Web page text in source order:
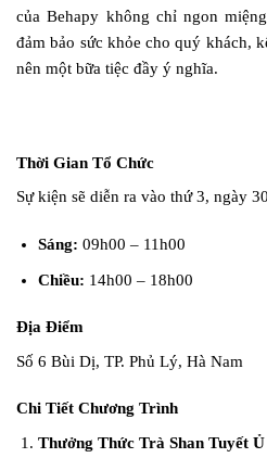
của Behapy không chỉ ngon
đảm bảo sức khỏe cho quý khách,
nên một bữa tiệc đầy ý nghĩa.
Thời Gian Tổ Chức
Sự kiện sẽ diễn ra vào thứ 3, ngày
Sáng: 09h00 – 11h00
Chiều: 14h00 – 18h00
Địa Điểm
Số 6 Bùi Dị, TP. Phủ Lý, Hà Nam
Chi Tiết Chương Trình
Thưởng Thức Trà Shan Tuyết Ủ